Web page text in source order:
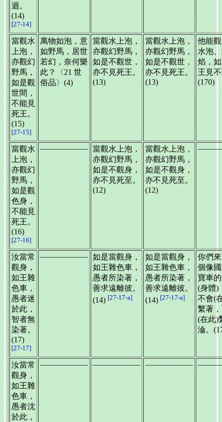
迴。
(14)
[27-14]
當觀水
上泡，
亦觀幻
野馬，
如是觀
世間，
不能見
死王。
(15)
[27-15]
萬物如泡，意
如野馬，居世
若幻，奈何樂
此？〈21 世
俗品〉(4)
當觀水上泡，
亦觀幻野馬，
如是不觀世，
亦不見死王。
(13)
當觀水上泡，
亦觀幻野馬，
如是不觀世，
亦不見死王。
(13)
他能
水泡
焰，
王見
(170)
當觀水
上泡，
亦觀幻
野馬，
如是觀
色身，
不能見
死王。
(16)
[27-16]
—————— 當觀水上泡，
亦觀幻野馬，
如是不觀身，
亦不見死至。
(12)
當觀水上泡，
亦觀幻野馬，
如是不觀身，
亦不見死至。
(12)
汝當常
觀身，
如王雜
色車，
愚者迷
於此，
智者無
染著。
(17)
[27-17]
—————— 如是當觀身，
如王雜色車，
愚者所染著，
善求遠離彼。
(14) [27-17-a]
如是當觀身，
如王雜色車，
愚者所染著，
善求遠離彼。
(14) [27-17-a]
你們
個像
寶車
(身體)
不會(
繫著
(在此)
淪。
汝當常
觀身，
如王雜
色車，
愚者沈
於此，
—————— —————— ——————